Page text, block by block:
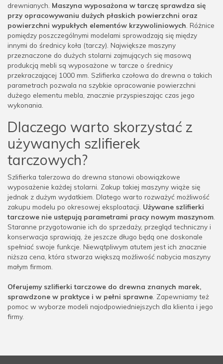
drewnianych. Maszyna wyposażona w tarczę sprawdza się
przy opracowywaniu dużych płaskich powierzchni oraz
powierzchni wypukłych elementów krzywoliniowych . Różnice
pomiędzy poszczególnymi modelami sprowadzają się między
innymi do średnicy koła (tarczy). Największe maszyny
przeznaczone do dużych stolarni zajmujących się masową
produkcją mebli są wyposażone w tarcze o średnicy
przekraczającej 1000 mm. Szlifierka czołowa do drewna o takich
parametrach pozwala na szybkie opracowanie powierzchni
dużego elementu mebla, znacznie przyspieszając czas jego
wykonania.
Dlaczego warto skorzystać z
używanych szlifierek
tarczowych?
Szlifierka talerzowa do drewna stanowi obowiązkowe
wyposażenie każdej stolarni. Zakup takiej maszyny wiąże się
jednak z dużym wydatkiem. Dlatego warto rozważyć możliwość
zakupu modelu po okresowej eksploatacji. Używane szlifierki
tarczowe nie ustępują parametrami pracy nowym maszynom
Staranne przygotowanie ich do sprzedaży, przegląd techniczny i
konserwacja sprawiają, że jeszcze długo będą one doskonale
spełniać swoje funkcje. Niewątpliwym atutem jest ich znacznie
niższa cena, która stwarza większą możliwość nabycia maszyny
małym firmom.
Oferujemy szlifierki tarczowe do drewna znanych marek,
sprawdzone w praktyce i w pełni sprawne . Zapewniamy też
pomoc w wyborze modeli najodpowiedniejszych dla klienta i jego
firmy.